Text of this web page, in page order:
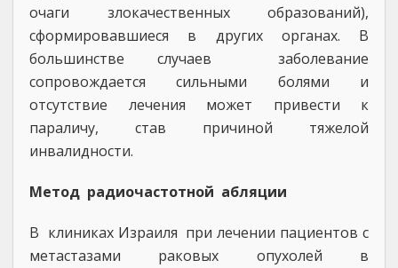
очаги злокачественных образований),
сформировавшиеся в других органах. В
большинстве случаев заболевание
сопровождается сильными болями и
отсутствие лечения может привести к
параличу, став причиной тяжелой
инвалидности.
Метод радиочастотной абляции
В клиниках Израиля при лечении пациентов с
метастазами раковых опухолей в